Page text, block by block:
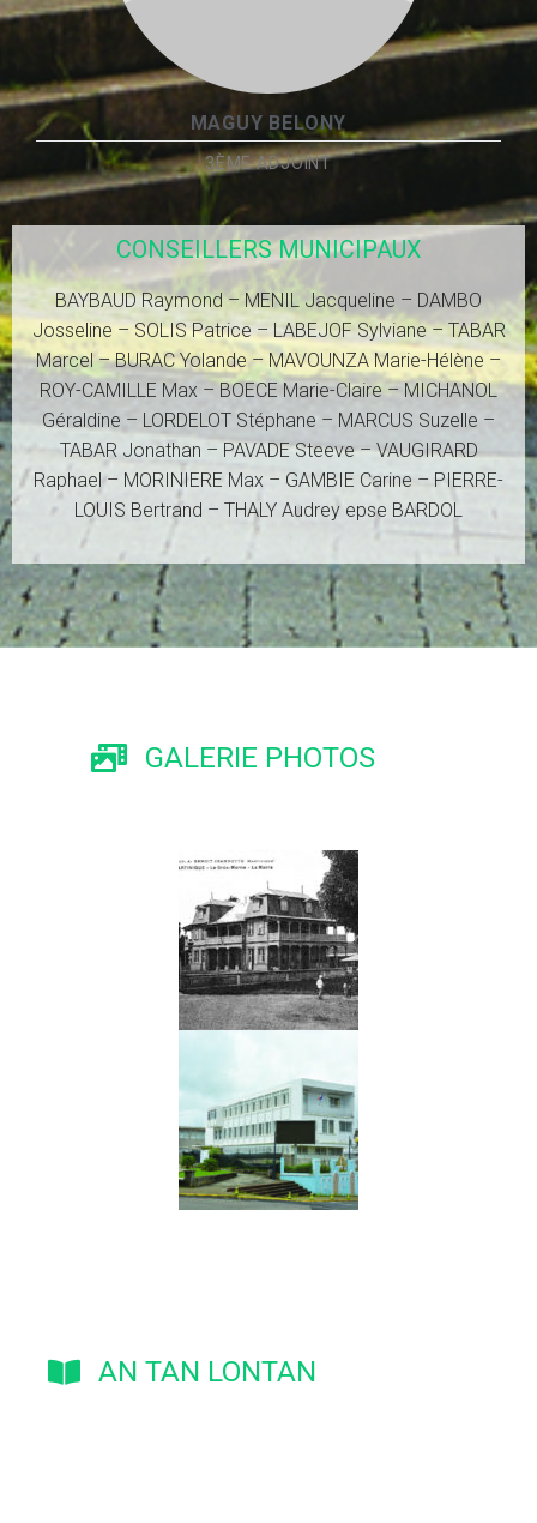
MAGUY BELONY
3ÈME ADJOINT
CONSEILLERS MUNICIPAUX
BAYBAUD Raymond – MENIL Jacqueline – DAMBO
Josseline – SOLIS Patrice – LABEJOF Sylviane – TABAR
Marcel – BURAC Yolande – MAVOUNZA Marie-Hélène –
ROY-CAMILLE Max – BOECE Marie-Claire – MICHANOL
Géraldine – LORDELOT Stéphane – MARCUS Suzelle –
TABAR Jonathan – PAVADE Steeve – VAUGIRARD
Raphael – MORINIERE Max – GAMBIE Carine – PIERRE-
LOUIS Bertrand – THALY Audrey epse BARDOL
GALERIE PHOTOS
AN TAN LONTAN